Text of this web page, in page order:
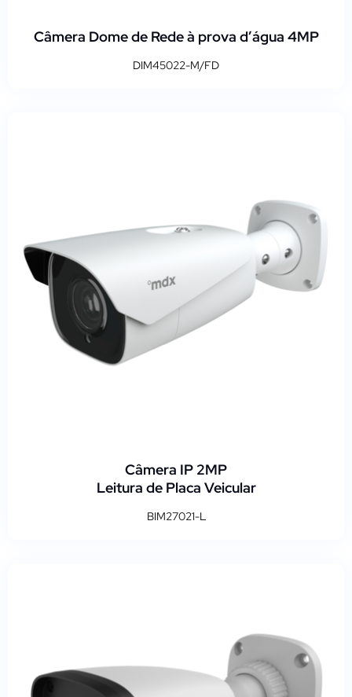
Câmera Dome de Rede à prova d’água 4MP
DIM45022-M/FD
Câmera IP 2MP
Leitura de Placa Veicular
BIM27021-L